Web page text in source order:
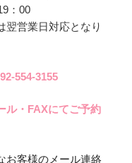
：00
翌営業日対応となり
554-3155
ル・FAXにてご予約
お客様のメール連絡